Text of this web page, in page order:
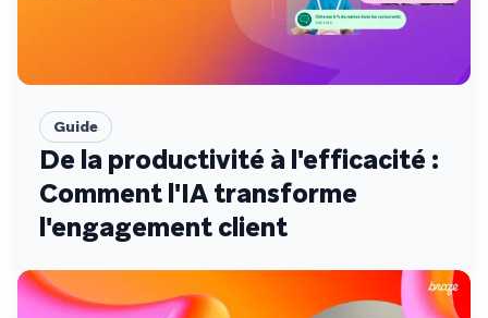
Guide
De la productivité à l'efficacité :
Comment l'IA transforme
l'engagement client